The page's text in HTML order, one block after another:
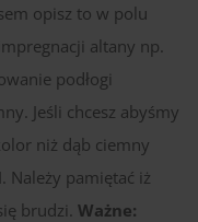
opisz to w polu
altany np.
podłogi
Jeśli chcesz abyśmy
niż dąb ciemny
Należy pamiętać iż
brudzi. Ważne: